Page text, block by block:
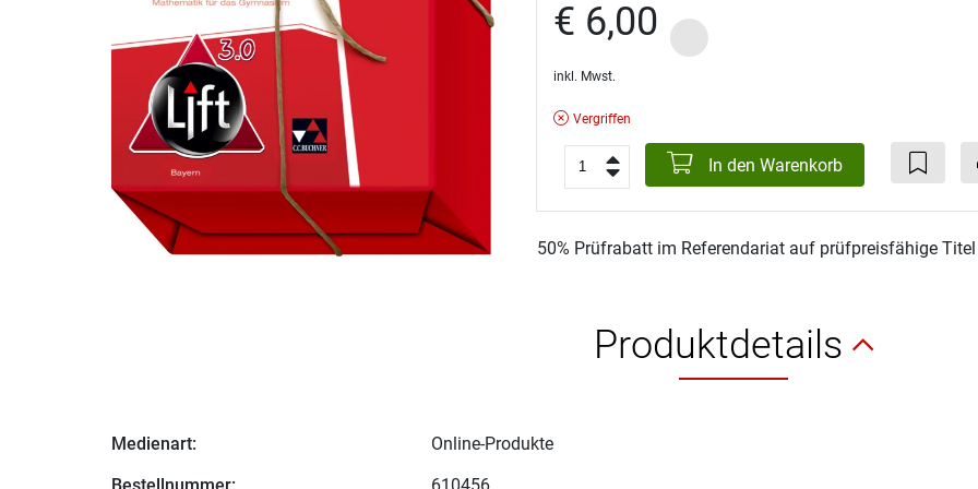
€ 6,00
inkl. Mwst.
Vergriffen
In den Warenkorb
50% Prüfrabatt im Referendariat auf prüfpreisfähige
Produktdetails
Medienart:
Online-Produkte